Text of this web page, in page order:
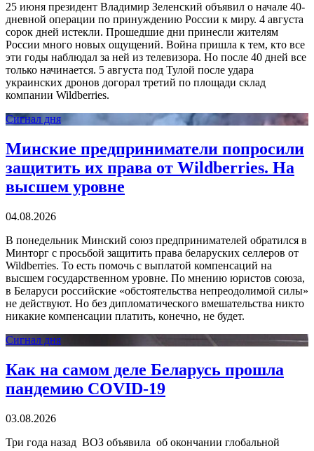
25 июня президент Владимир Зеленский объявил о начале 40-
дневной операции по принуждению России к миру. 4 августа
сорок дней истекли. Прошедшие дни принесли жителям
России много новых ощущений. Война пришла к тем, кто все
эти годы наблюдал за ней из телевизора. Но после 40 дней все
только начинается. 5 августа под Тулой после удара
украинских дронов догорал третий по площади склад
компании Wildberries.
Сигнал дня
Минские предприниматели попросили
защитить их права от Wildberries. На
высшем уровне
04.08.2026
В понедельник Минский союз предпринимателей обратился в
Минторг с просьбой защитить права беларуских селлеров от
Wildberries. То есть помочь с выплатой компенсаций на
высшем государственном уровне. По мнению юристов союза,
в Беларуси российские «обстоятельства непреодолимой силы»
не действуют. Но без дипломатического вмешательства никто
никакие компенсации платить, конечно, не будет.
Сигнал дня
Как на самом деле Беларусь прошла
пандемию COVID-19
03.08.2026
Три года назад ВОЗ объявила об окончании глобальной